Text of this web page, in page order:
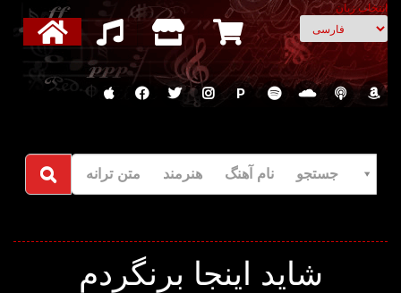
انتخاب زبان
P
جستجو نام آهنگ هنرمند متن ترانه
شاید اینجا برنگردم